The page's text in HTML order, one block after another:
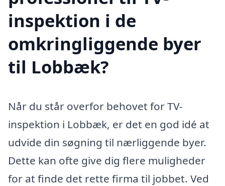
inspektion i de
omkringliggende byer
til Lobbæk?
Når du står overfor behovet for TV-
inspektion i Lobbæk, er det en god idé at
udvide din søgning til nærliggende byer.
Dette kan ofte give dig flere muligheder
for at finde det rette firma til jobbet. Ved